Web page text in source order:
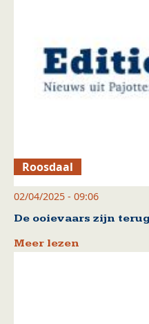
Roosdaal
02/04/2025 - 09:06
De ooievaars zijn
Meer lezen